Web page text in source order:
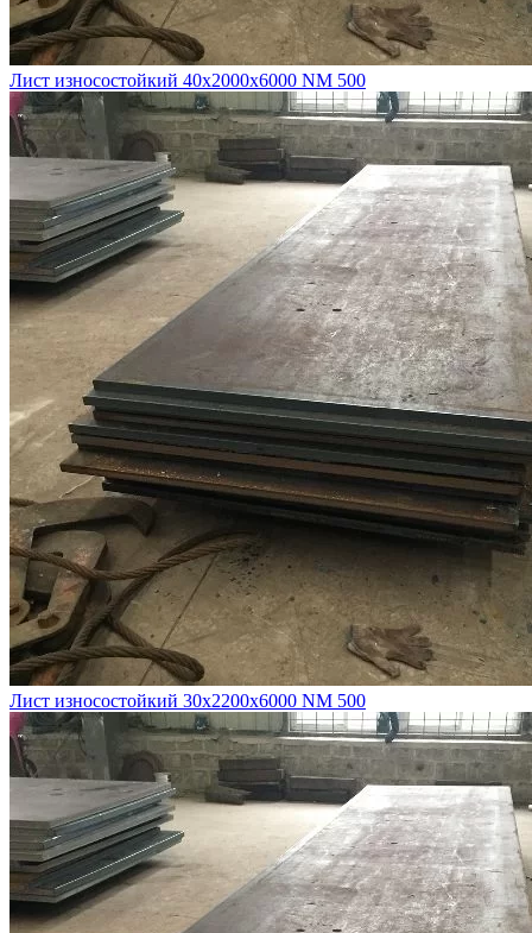
Лист износостойкий 40х2000х6000 NM 500
Лист износостойкий 30х2200х6000 NM 500